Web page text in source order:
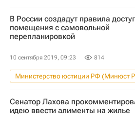
В России создадут правила
помещения с самовольной
перепланировкой
10 сентября 2019, 09:23 814
Министерство юстиции РФ (Минюст
Жилье
Россия
Сенатор Лахова
идею ввести алименты на жилье